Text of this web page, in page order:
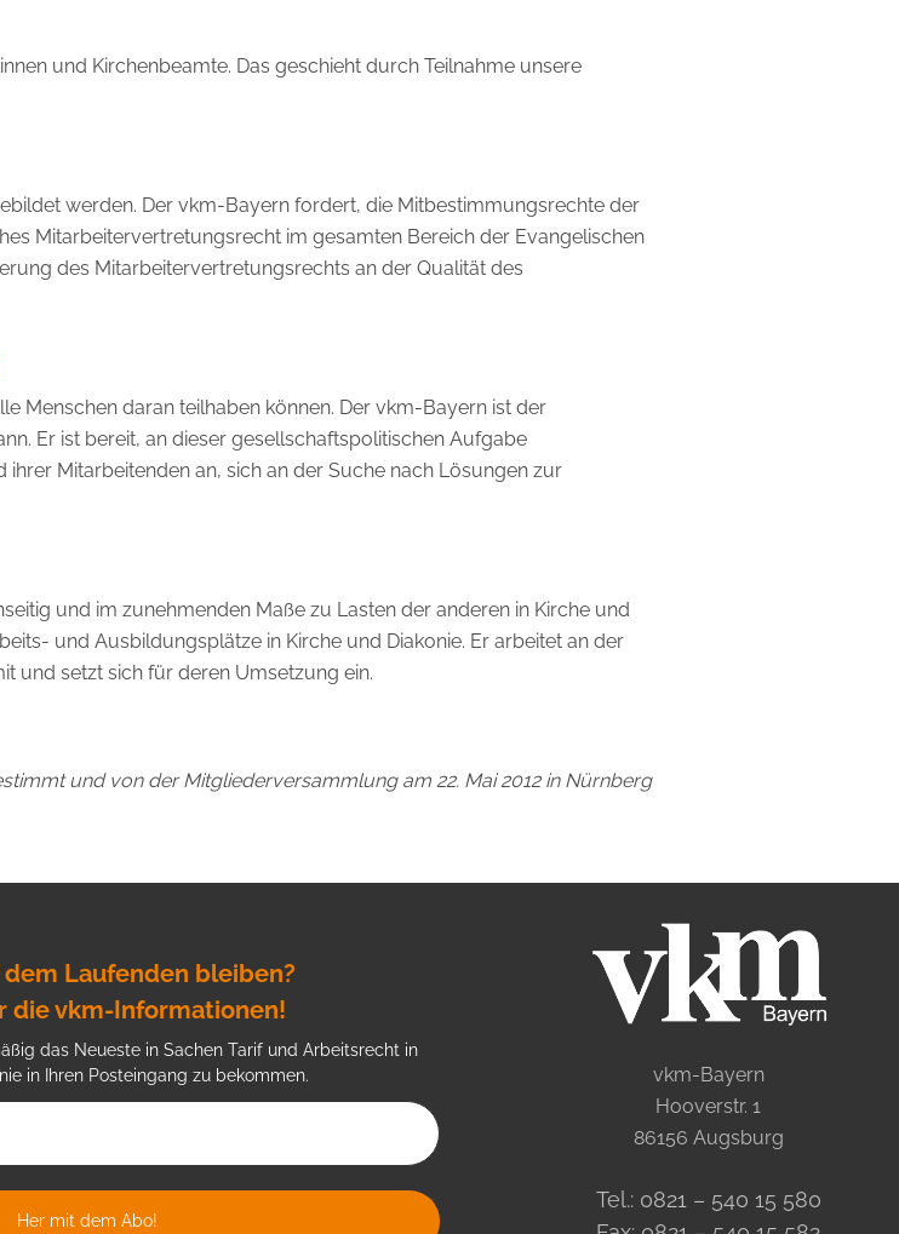
und Kirchenbeamte. Das geschieht durch Teilnahme unsere
werden. Der vkm-Bayern fordert, die Mitbestimmungsrechte der
Mitarbeitervertretungsrecht im gesamten Bereich der Evangelischen
des Mitarbeitervertretungsrechts an der Qualität des
Menschen daran teilhaben können. Der vkm-Bayern ist der
Er ist bereit, an dieser gesellschaftspolitischen Aufgabe
Mitarbeitenden an, sich an der Suche nach Lösungen zur
und im zunehmenden Maße zu Lasten der anderen in Kirche und
und Ausbildungsplätze in Kirche und Diakonie. Er arbeitet an der
und setzt sich für deren Umsetzung ein.
und von der Mitgliederversammlung am 22. Mai 2012 in Nürnberg
Laufenden bleiben?
die vkm-Informationen!
das Neueste in Sachen Tarif und Arbeitsrecht in
in Ihren Posteingang zu bekommen.
vkm-Bayern
Hooverstr. 1
86156 Augsburg
Tel.: 0821 – 540 15 580